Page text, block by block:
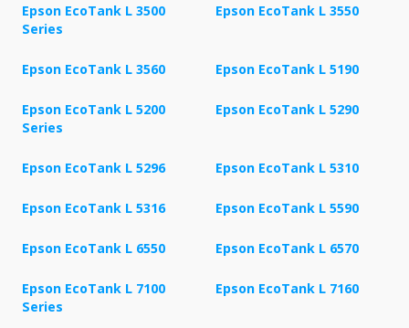
Epson EcoTank L 3500
Series
Epson EcoTank L 3550
Epson EcoTank L 3560 Epson EcoTank L 5190
Epson EcoTank L 5200
Series
Epson EcoTank L 5290
Epson EcoTank L 5296 Epson EcoTank L 5310
Epson EcoTank L 5316 Epson EcoTank L 5590
Epson EcoTank L 6550 Epson EcoTank L 6570
Epson EcoTank L 7100
Series
Epson EcoTank L 7160